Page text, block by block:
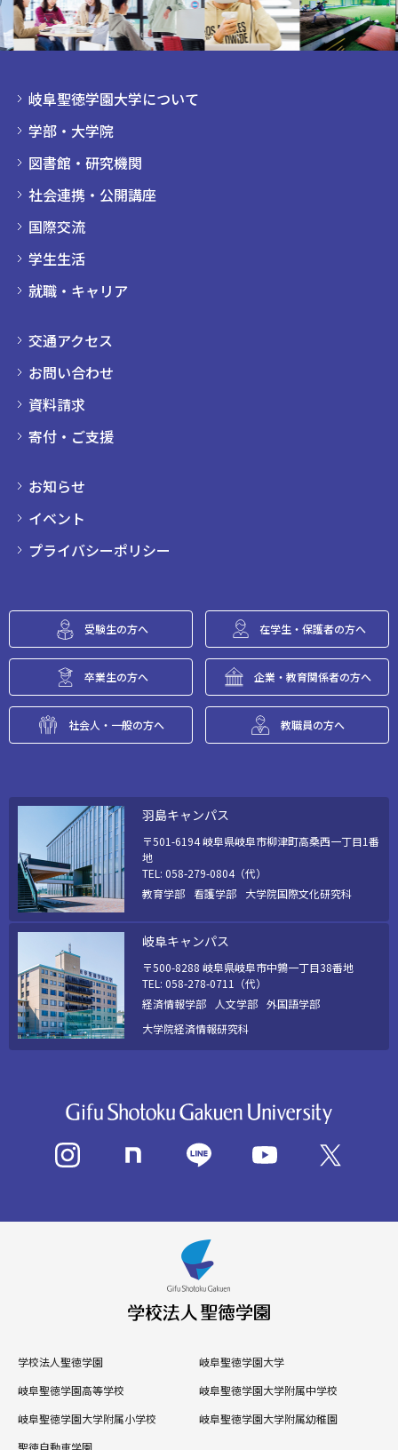
岐阜聖徳学園大学について
学部・大学院
図書館・研究機関
社会連携・公開講座
国際交流
学生生活
就職・キャリア
交通アクセス
お問い合わせ
資料請求
寄付・ご支援
お知らせ
イベント
プライバシーポリシー
受験生の方へ 在学生・保護者の方へ
卒業生の方へ 企業・教育関係者の方へ
社会人・一般の方へ 教職員の方へ
羽島キャンパス
〒501-6194 岐阜県岐阜市柳津町高桑西一丁目1番
地
TEL: 058-279-0804（代）
教育学部
看護学部 大学院国際文化研究科
岐阜キャンパス
〒500-8288 岐阜県岐阜市中鶉一丁目38番地
TEL: 058-278-0711（代）
経済情報学部
人文学部 外国語学部
大学院経済情報研究科
学校法人聖徳学園
岐阜聖徳学園大学
岐阜聖徳学園高等学校
岐阜聖徳学園大学附属中学校
岐阜聖徳学園大学附属小学校
岐阜聖徳学園大学附属幼稚園
聖徳自動車学園